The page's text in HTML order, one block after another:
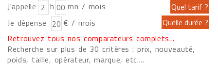
J'appelle h
mn / mois
Je dépense
€ / mois
Retrouvez tous nos comparateurs complets...
Recherche sur plus de 30 critères : prix, nouveauté,
poids, taille, opérateur, marque, etc....